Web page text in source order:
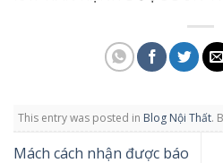
This entry was posted in Blog Nội Thất.
Mách cách nhận được báo